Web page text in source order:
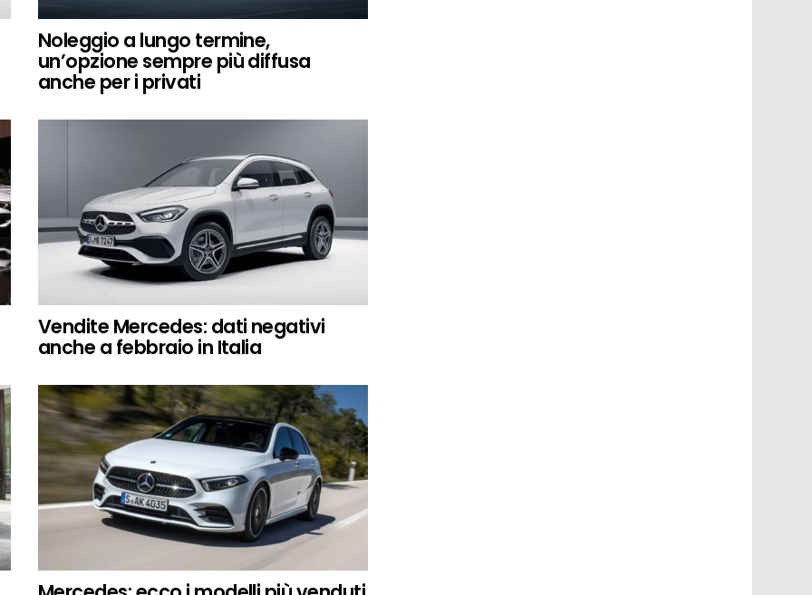
Noleggio a lungo termine,
un’opzione sempre più diffusa
anche per i privati
Vendite Mercedes: dati negativi
anche a febbraio in Italia